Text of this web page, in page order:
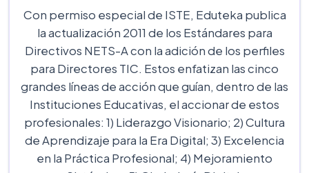
Con permiso especial de ISTE, Eduteka publica
la actualización 2011 de los Estándares para
Directivos NETS-A con la adición de los perfiles
para Directores TIC. Estos enfatizan las cinco
grandes líneas de acción que guían, dentro de las
Instituciones Educativas, el accionar de estos
profesionales: 1) Liderazgo Visionario; 2) Cultura
de Aprendizaje para la Era Digital; 3) Excelencia
en la Práctica Profesional; 4) Mejoramiento